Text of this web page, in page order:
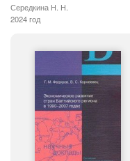
Середкина Н. Н.
2024 год